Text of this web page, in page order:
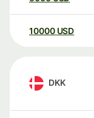
10000 USD
DKK